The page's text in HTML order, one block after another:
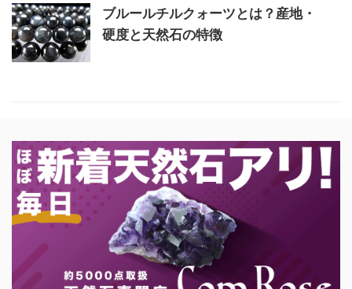
ブルールチルクォーツとは？産地・
硬度と天然石の特徴